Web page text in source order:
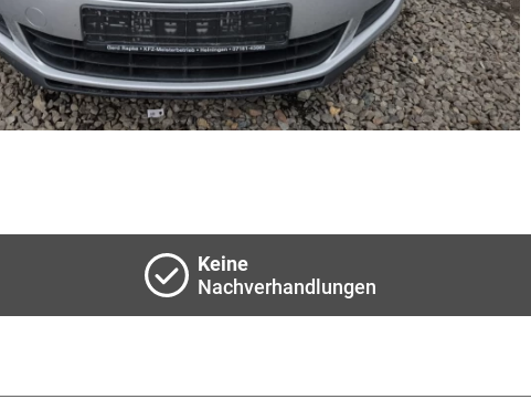
Keine
Nachverhandlungen